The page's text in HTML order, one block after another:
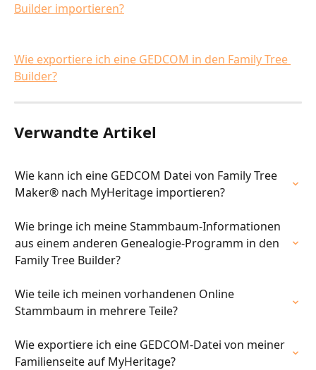
Builder importieren?
Wie exportiere ich eine GEDCOM in den Family Tree
Builder?
Verwandte Artikel
Wie kann ich eine GEDCOM Datei von Family Tree
Maker® nach MyHeritage importieren?
Wie bringe ich meine Stammbaum-Informationen
aus einem anderen Genealogie-Programm in den
Family Tree Builder?
Wie teile ich meinen vorhandenen Online
Stammbaum in mehrere Teile?
Wie exportiere ich eine GEDCOM-Datei von meiner
Familienseite auf MyHeritage?